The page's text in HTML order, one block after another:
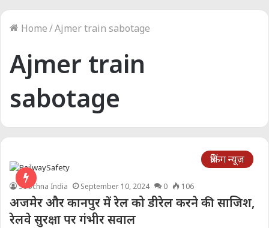
Home/Ajmer train sabotage
Ajmer train
sabotage
ब्रेकिंग न्यूज़
Soochna India September 10, 2024 0 106
अजमेर और कानपुर में रेल को डीरेल करने की साजिश,
रेलवे सुरक्षा पर गंभीर सवाल